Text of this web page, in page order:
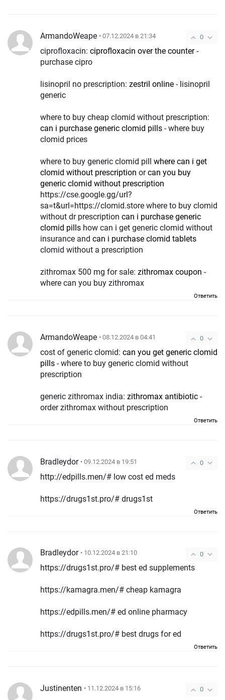
0
ArmandoWeape • 07.12.2024 в 21:34
ciprofloxacin: ciprofloxacin over the counter-
purchase cipro
lisinopril no prescription: zestril online - lisinopril
generic
where to buy cheap clomid without prescription:
can i purchase generic clomid pills - where buy
clomid prices
where to buy generic clomid pill where can i get
clomid without prescription orcan you buy
generic clomid without prescription
https://cse.google.gg/url?
sa=t&url=https://clomid.store where to buy clomid
without dr prescription can i purchase generic
clomid pills how can i get generic clomid without
insurance and can i purchase clomid tablets
clomid without a prescription
zithromax 500 mg for sale: zithromax coupon -
where can you buy zithromax
Ответить
0
ArmandoWeape • 08.12.2024 в 04:41
cost of generic clomid: can you get generic clomid
pills - where to buy generic clomid without
prescription
generic zithromax india: zithromax antibiotic -
order zithromax without prescription
Ответить
0
Bradleydor • 09.12.2024 в 19:51
http://edpills.men/# low cost ed meds
https://drugs1st.pro/# drugs1st
Ответить
0
Bradleydor • 10.12.2024 в 21:10
https://drugs1st.pro/# best ed supplements
https://kamagra.men/# cheap kamagra
https://edpills.men/# ed online pharmacy
https://drugs1st.pro/# best drugs for ed
Ответить
0
Justinenten • 11.12.2024 в 15:16